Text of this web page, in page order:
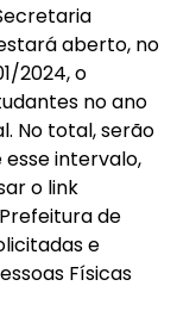
aberto, no
2024, o
no ano
No total, serão
esse intervalo,
o link
de
e
Físicas